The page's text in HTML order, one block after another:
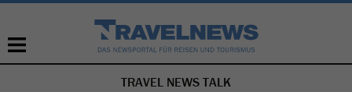
NAVIGATION
TRAVEL NEWS TALK